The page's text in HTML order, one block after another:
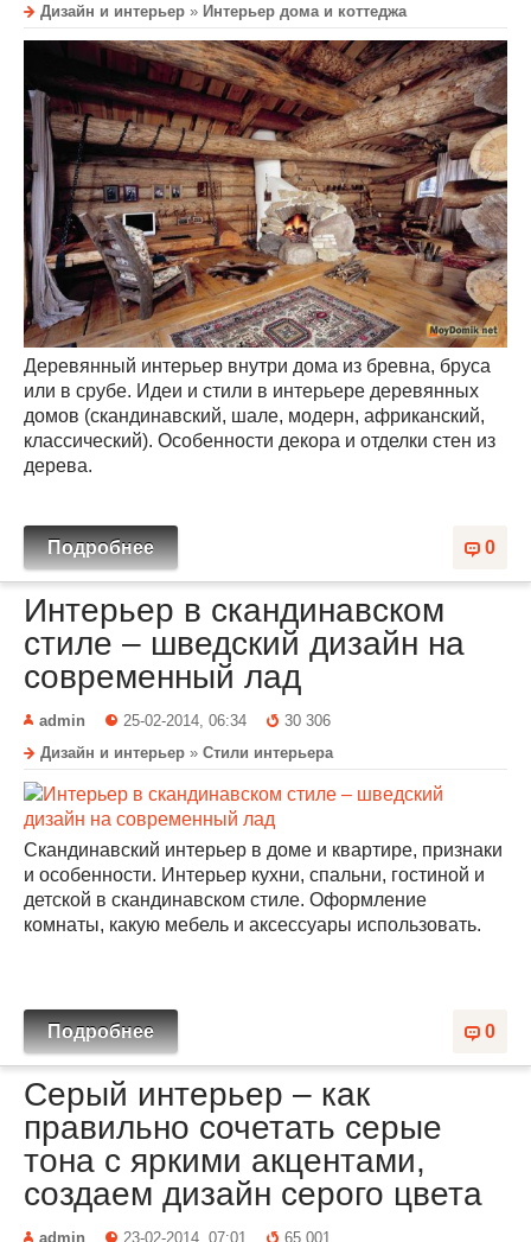
Дизайн и интерьер » Интерьер дома и коттеджа
Деревянный интерьер внутри дома из бревна, бруса
или в срубе. Идеи и стили в интерьере деревянных
домов (скандинавский, шале, модерн, африканский,
классический). Особенности декора и отделки стен из
дерева.
0
Подробнее
Интерьер в скандинавском
стиле – шведский дизайн на
современный лад
admin 25-02-2014, 06:34
30 306
Дизайн и интерьер » Стили интерьера
Скандинавский интерьер в доме и квартире, признаки
и особенности. Интерьер кухни, спальни, гостиной и
детской в скандинавском стиле. Оформление
комнаты, какую мебель и аксессуары использовать.
0
Подробнее
Серый интерьер – как
правильно сочетать серые
тона с яркими акцентами,
создаем дизайн серого цвета
admin 23-02-2014, 07:01 65 001